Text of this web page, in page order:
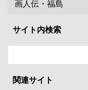
サイト内検索
関連サイト